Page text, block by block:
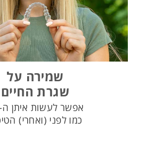
שמירה על
שגרת החיים
אפשר לעשות איתן
כמו לפני (ואחרי)